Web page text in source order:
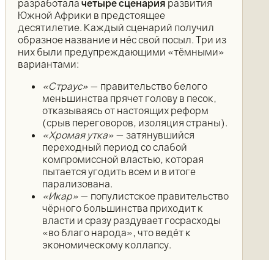
разработала четыре сценария развития
Южной Африки в предстоящее
десятилетие. Каждый сценарий получил
образное название и нёс свой посыл. Три из
них были предупреждающими «тёмными»
вариантами:
«Страус» — правительство белого
меньшинства прячет голову в песок,
отказываясь от настоящих реформ
(срыв переговоров, изоляция страны).
«Хромая утка» — затянувшийся
переходный период со слабой
компромиссной властью, которая
пытается угодить всем и в итоге
парализована.
«Икар» — популистское правительство
чёрного большинства приходит к
власти и сразу раздувает госрасходы
«во благо народа», что ведёт к
экономическому коллапсу.